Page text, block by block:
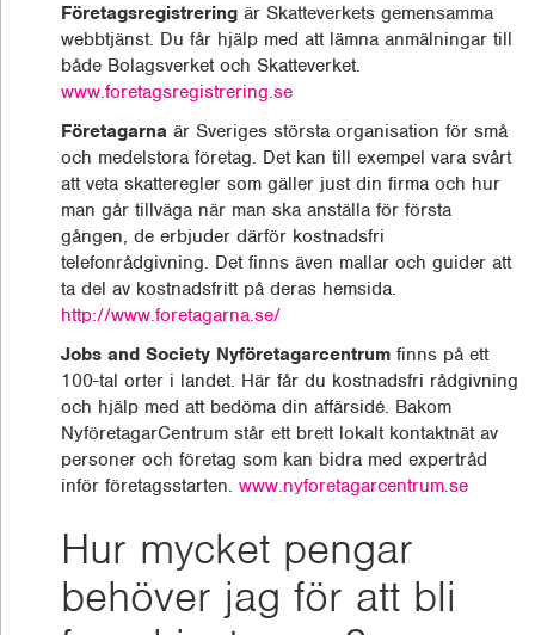
Företagsregistrering är Skatteverkets gemensamma
webbtjänst. Du får hjälp med att lämna anmälningar till
både Bolagsverket och Skatteverket.
www.foretagsregistrering.se
Företagarna är Sveriges största organisation för små
och medelstora företag. Det kan till exempel vara svårt
att veta skatteregler som gäller just din firma och hur
man går tillväga när man ska anställa för första
gången, de erbjuder därför kostnadsfri
telefonrådgivning. Det finns även mallar och guider att
ta del av kostnadsfritt på deras hemsida.
http://www.foretagarna.se/
Jobs and Society Nyföretagarcentrum finns på ett
100-tal orter i landet. Här får du kostnadsfri rådgivning
och hjälp med att bedöma din affärsidé. Bakom
NyföretagarCentrum står ett brett lokalt kontaktnät av
personer och företag som kan bidra med expertråd
inför företagsstarten. www.nyforetagarcentrum.se
Hur mycket pengar
behöver jag för att bli